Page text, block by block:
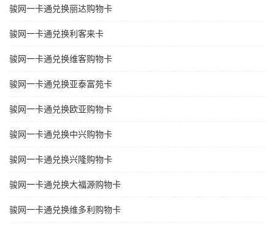
骏网一卡通兑换丽达购物卡
骏网一卡通兑换利客来卡
骏网一卡通兑换维客购物卡
骏网一卡通兑换亚泰富苑卡
骏网一卡通兑换欧亚购物卡
骏网一卡通兑换中兴购物卡
骏网一卡通兑换兴隆购物卡
骏网一卡通兑换大福源购物卡
骏网一卡通兑换维多利购物卡